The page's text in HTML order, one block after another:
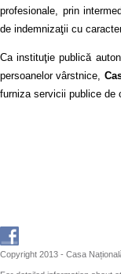
profesionale, prin
de indemnizaţii cu
Ca instituţie publică
persoanelor vârstnice,
furniza servicii publice de
Copyright 2013 - Casa